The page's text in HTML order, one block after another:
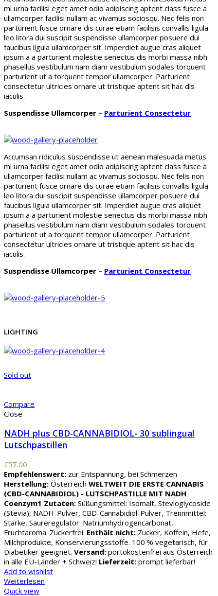
mi urna facilisi eget amet odio adipiscing aptent class fusce a
ullamcorper facilisi nullam ac vivamus sociosqu. Nec felis non
parturient fusce ornare dis curae etiam facilisis convallis ligula
leo litora dui suscipit suspendisse ullamcorper posuere dui
faucibus ligula ullamcorper sit. Imperdiet augue cras aliquet
ipsum a a parturient molestie senectus dis morbi massa nibh
phasellus vestibulum nam diam vestibulum sodales torquent
parturient ut a torquent tempor ullamcorper. Parturient
consectetur ultricies ornare ut tristique aptent sit hac dis
iaculis.
Suspendisse Ullamcorper – Parturient Consectetur
Accumsan ridiculus suspendisse ut aenean malesuada metus
mi urna facilisi eget amet odio adipiscing aptent class fusce a
ullamcorper facilisi nullam ac vivamus sociosqu. Nec felis non
parturient fusce ornare dis curae etiam facilisis convallis ligula
leo litora dui suscipit suspendisse ullamcorper posuere dui
faucibus ligula ullamcorper sit. Imperdiet augue cras aliquet
ipsum a a parturient molestie senectus dis morbi massa nibh
phasellus vestibulum nam diam vestibulum sodales torquent
parturient ut a torquent tempor ullamcorper. Parturient
consectetur ultricies ornare ut tristique aptent sit hac dis
iaculis.
Suspendisse Ullamcorper – Parturient Consectetur
LIGHTING
Sold out
Compare
Close
NADH plus CBD-CANNABIDIOL- 30 sublingual
Lutschpastillen
€57.00
Empfehlenswert: zur Entspannung, bei Schmerzen
Herstellung: Österreich WELTWEIT DIE ERSTE CANNABIS
(CBD-CANNABIDIOL) - LUTSCHPASTILLE MIT NADH
Coenzym1 Zutaten: Süßungsmittel: Isomalt, Stevioglycoside
(Stevia), NADH-Pulver, CBD-Cannabidiol-Pulver, Trennmittel:
Stärke, Säureregulator: Natriumhydrogencarbonat,
Fruchtaroma. Zuckerfrei. Enthält nicht: Zucker, Koffein, Hefe,
Milchprodukte, Konservierungsstoffe. 100 % vegetarisch, für
Diabetiker geeignet. Versand: portokostenfrei aus Österreich
in alle EU-Länder + Schweiz! Lieferzeit: prompt lieferbar!
Add to wishlist
Weiterlesen
Quick view